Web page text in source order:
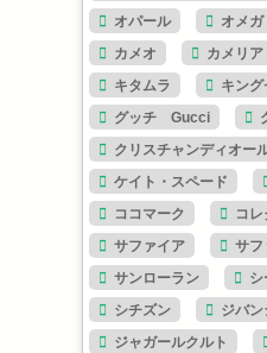
オパール
オメガ
カメオ
カメリア
キタムラ
キン
グッチ Gucci
クリスチャンディオー
ケイト・スペード
ココマーク
コ
サファイア
サフ
サンローラン
シ
シチズン
ジバン
ジャガールクルト